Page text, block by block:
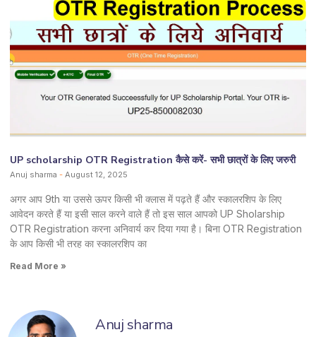
UP scholarship OTR Registration कैसे करें- सभी छात्रों के लिए जरुरी
Anuj sharma August 12, 2025
अगर आप 9th या उससे ऊपर किसी भी क्लास में पढ़ते हैं और स्कालरशिप के लिए
आवेदन करते हैं या इसी साल करने वाले हैं तो इस साल आपको UP Sholarship
OTR Registration करना अनिवार्य कर दिया गया है। बिना OTR Registration
के आप किसी भी तरह का स्कालरशिप का
Read More »
Anuj sharma